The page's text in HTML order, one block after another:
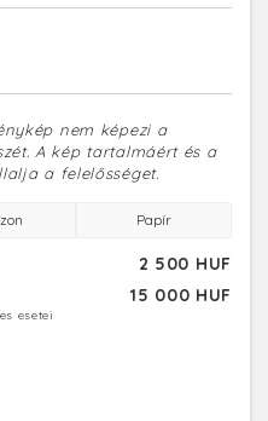
nem képezi a
A kép tartalmáért és a
a felelősséget.
Papír
2 500 HUF
15 000 HUF
esetei